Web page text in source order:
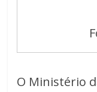
O Ministério